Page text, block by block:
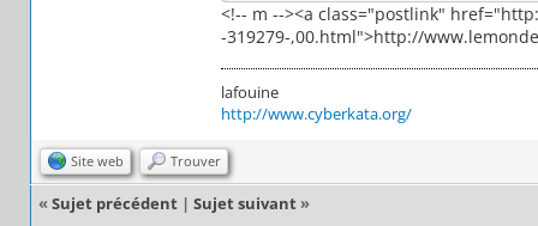
<!-- m --><a class="postlink"
-319279-,00.html">http://
lafouine
http://www.cyberkata.org/
Site web Trouver
« Sujet précédent | Sujet suivant »